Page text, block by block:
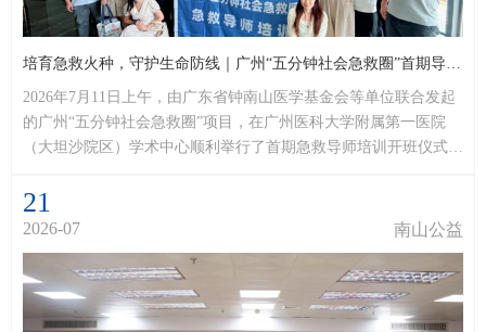
培育急救火种，守护生命防线｜广州“五分钟社会急救圈”首期导师培训班圆满开展
2026年7月11日上午，由广东省钟南山医学基金会等单位联合发起
的广州“五分钟社会急救圈”项目，在广州医科大学附属第一医院
（大坦沙院区）学术中心顺利举行了首期急救导师培训开班仪式暨
加培训，广州市急救医疗指挥中心副主任罗子娟、广州医科大学附
属第一医院党委书记汪志标出席开班仪式并分别致辞讲话，多位急
21
2026-07 南山公益